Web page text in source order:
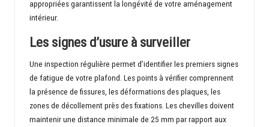
appropriées garantissent la longévité de votre aménagement
intérieur.
Les signes d’usure à surveiller
Une inspection régulière permet d’identifier les premiers signes
de fatigue de votre plafond. Les points à vérifier comprennent
la présence de fissures, les déformations des plaques, les
zones de décollement près des fixations. Les chevilles doivent
maintenir une distance minimale de 25 mm par rapport aux